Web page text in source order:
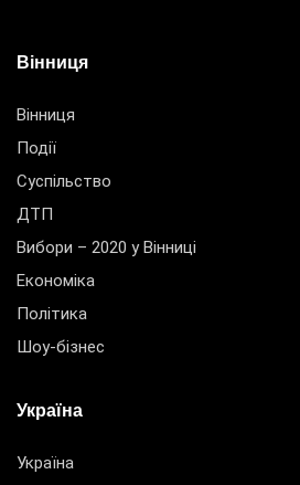
Вінниця
Вінниця
Події
Суспільство
ДТП
Вибори – 2020 у Вінниці
Економіка
Політика
Шоу-бізнес
Україна
Україна